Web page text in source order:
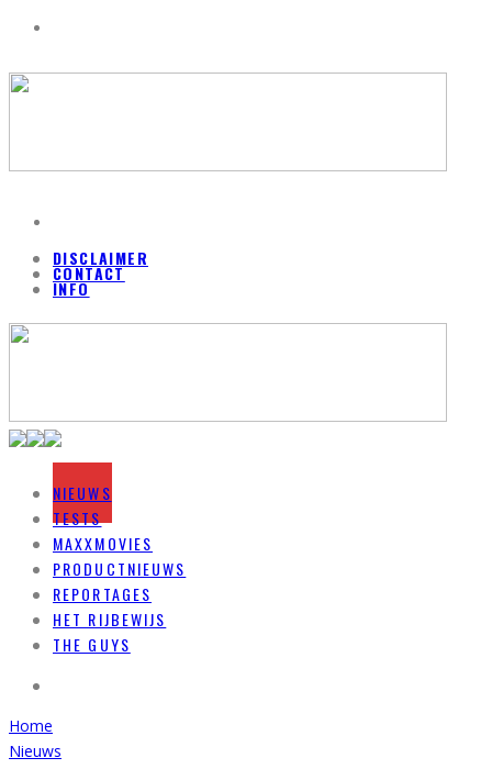
DISCLAIMER
CONTACT
INFO
NIEUWS
TESTS
MAXXMOVIES
PRODUCTNIEUWS
REPORTAGES
HET RIJBEWIJS
THE GUYS
Home
Nieuws